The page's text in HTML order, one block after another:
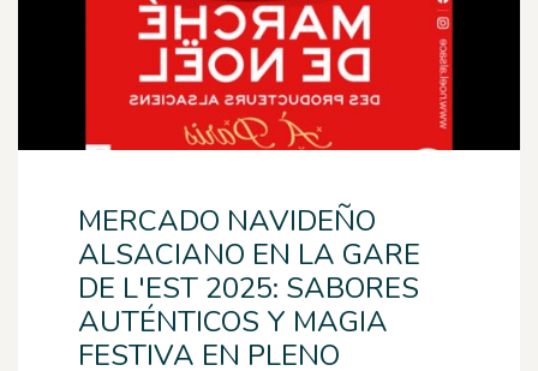
MERCADO NAVIDEÑO
ALSACIANO EN LA GARE
DE L'EST 2025: SABORES
AUTÉNTICOS Y MAGIA
FESTIVA EN PLENO